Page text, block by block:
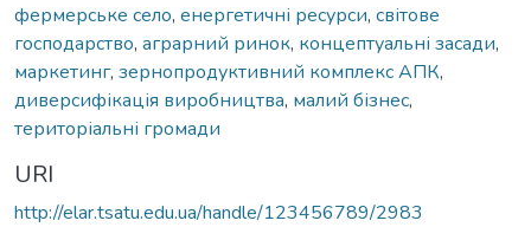
фермерське село, енергетичні ресурси, світове
господарство, аграрний ринок, концептуальні засади,
маркетинг, зернопродуктивний комплекс АПК,
диверсифікація виробництва, малий бізнес,
територіальні громади
URI
http://elar.tsatu.edu.ua/handle/123456789/2983